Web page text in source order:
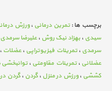
برچسب ها : تمرین درمانی ،ورزش
سیدی ، بهزاد نیک روش ، علیرضا سرمدی
سرمدی ، تمرینات فیزیوتراپی ، عضلات ،
عضلانی ، تمرینات مقاومتی ،
کششی ،ورزش در منزل ، گردن ،گردن